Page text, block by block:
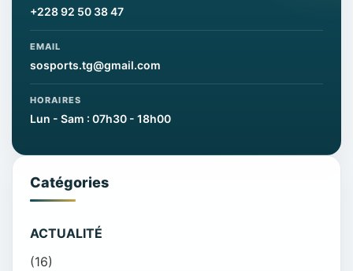
+228 92 50 38 47
EMAIL
sosports.tg@gmail.com
HORAIRES
Lun - Sam : 07h30 - 18h00
Catégories
ACTUALITÉ
(16)